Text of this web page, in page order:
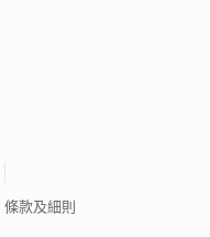
條款及細則